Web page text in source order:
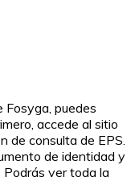
Fosyga, puedes
accede al sitio
de consulta de EPS.
de identidad y
Podrás ver toda la